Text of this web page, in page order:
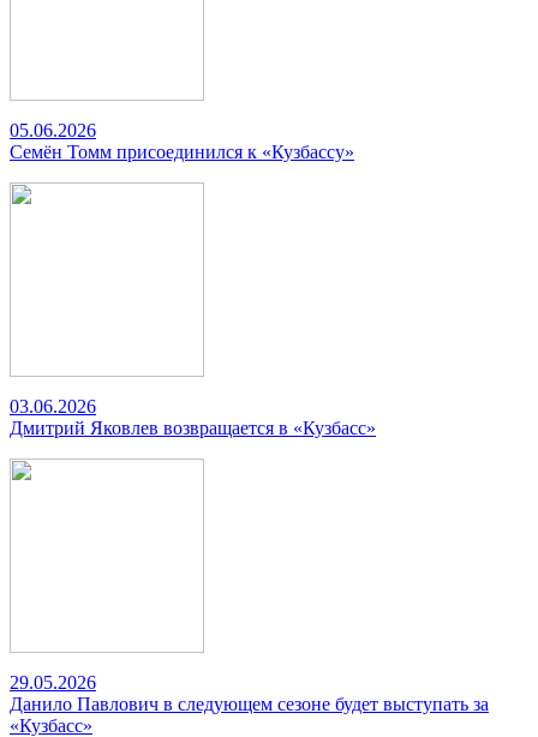
05.06.2026
Семён Томм присоединился к «Кузбассу»
03.06.2026
Дмитрий Яковлев возвращается в «Кузбасс»
29.05.2026
Данило Павлович в следующем сезоне будет выступать за
«Кузбасс»